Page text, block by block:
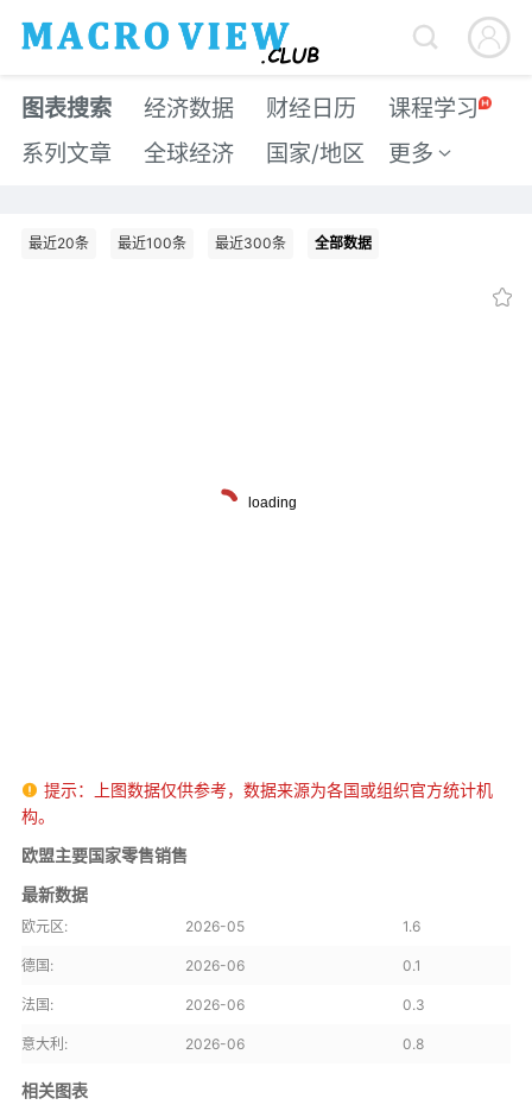


图表搜索 经济数据 财经日历
课程学习
系列文章
全球经济 国家/地区 更多 
最近20条 最近100条 最近300条 全部数据

 提示：上图数据仅供参考，数据来源为各国或组织官方统计机
构。
欧盟主要国家零售销售
最新数据
欧元区: 2026-05 1.6
德国: 2026-06 0.1
法国: 2026-06 0.3
意大利: 2026-06 0.8
相关图表